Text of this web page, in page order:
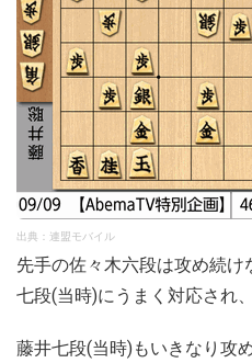
出典：連盟モバイル
先手の佐々木六段は攻め続
七段(当時)にうまく対応され
藤井七段(当時)もいきなり攻